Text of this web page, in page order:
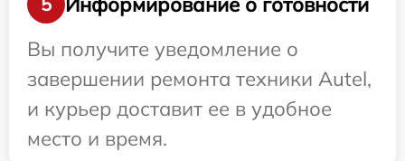
Вы получите уведомление о
завершении ремонта техники Autel,
и курьер доставит ее в удобное
место и время.